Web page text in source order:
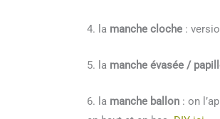
4. la manche cloche :
5. la manche évasée /
6. la manche ballon : on